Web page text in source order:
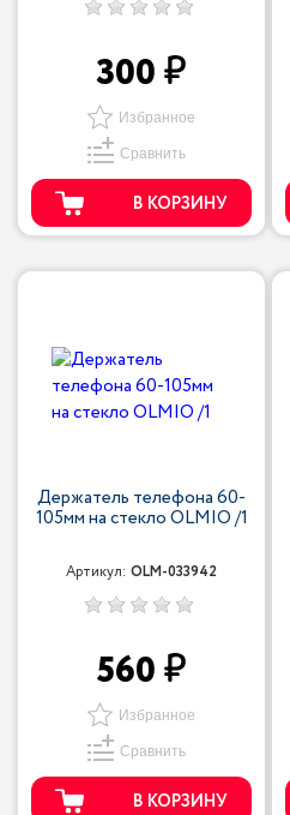
300
Избранное
Сравнить
В КОРЗИНУ
Держатель телефона 60-
105мм на стекло OLMIO /1
Артикул: OLM-033942
560
Избранное
Сравнить
В КОРЗИНУ